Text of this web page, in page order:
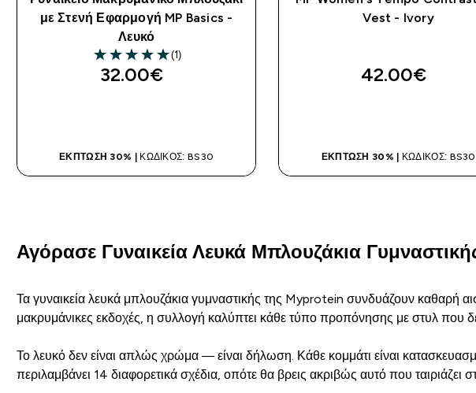
με Στενή Εφαρμογή MP Basics -
Λευκό
5 out of 5 stars
(1)
32.00€‎
ΈΚΠΤΩΣΗ 30% | ΚΩΔΙΚΌΣ: BS30
Vest - Ivory
42.00€‎
ΈΚΠΤΩΣΗ 30% | ΚΩΔΙΚΌΣ: BS30
Αγόρασε Γυναικεία Λευκά Μπλουζάκια
Τα γυναικεία λευκά μπλουζάκια γυμναστικής της Myprotein συνδυάζουν καθαρή
μακρυμάνικες εκδοχές, η συλλογή καλύπτει κάθε τύπο προπόνησης με στυλ που
Το λευκό δεν είναι απλώς χρώμα — είναι δήλωση. Κάθε κομμάτι είναι
περιλαμβάνει 14 διαφορετικά σχέδια, οπότε θα βρεις ακριβώς αυτό που ταιριάζει